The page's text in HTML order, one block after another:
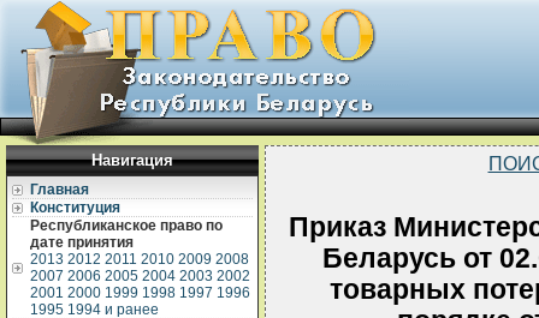
Навигация
Главная
Конституция
Республиканское право по
дате принятия
2013 2012 2011 2010 2009 2008
2007 2006 2005 2004 2003 2002
2001 2000 1999 1998 1997 1996
1995 1994 и ранее
Приказ
Беларусь от
товарных